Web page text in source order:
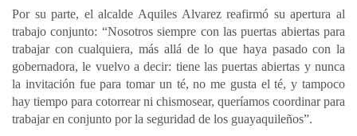
Por su parte, el alcalde Aquiles Alvarez reafirmó su apertura al
trabajo conjunto: “Nosotros siempre con las puertas abiertas para
trabajar con cualquiera, más allá de lo que haya pasado con la
gobernadora, le vuelvo a decir: tiene las puertas abiertas y nunca
la invitación fue para tomar un té, no me gusta el té, y tampoco
hay tiempo para cotorrear ni chismosear, queríamos coordinar para
trabajar en conjunto por la seguridad de los guayaquileños”.